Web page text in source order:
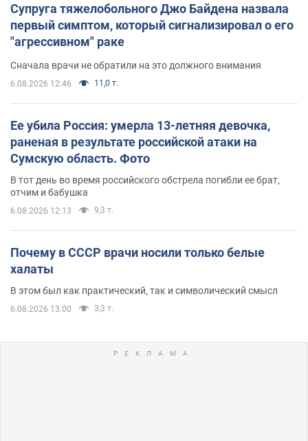
Супруга тяжелобольного Джо Байдена назвала
первый симптом, который сигнализировал о его
"агрессивном" раке
Сначала врачи не обратили на это должного внимания
6.08.2026 12:46 11,0 т.
Ее убила Россия: умерла 13-летняя девочка,
раненая в результате российской атаки на
Сумскую область. Фото
В тот день во время российского обстрела погибли ее брат,
отчим и бабушка
6.08.2026 12:13 9,3 т.
Почему в СССР врачи носили только белые
халаты
В этом был как практический, так и символический смысл
6.08.2026 13:00 3,3 т.